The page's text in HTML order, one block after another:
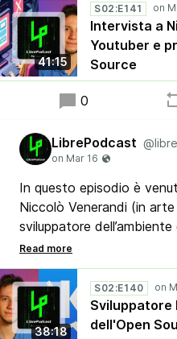
sulla sua professione di
programmatore
KDE.
41:15
S02:E141
Intervista a
Youtuber e
Source
0
LibrePodcast
In questo episodio è
Niccolò Venerandi (in
sviluppatore
nonché Youtuber,
matematica, etc etc.
intervistato per chiedergli
nell’ambito Linux e nei
38:18
S02:E140
Sviluppatore
dell'Open